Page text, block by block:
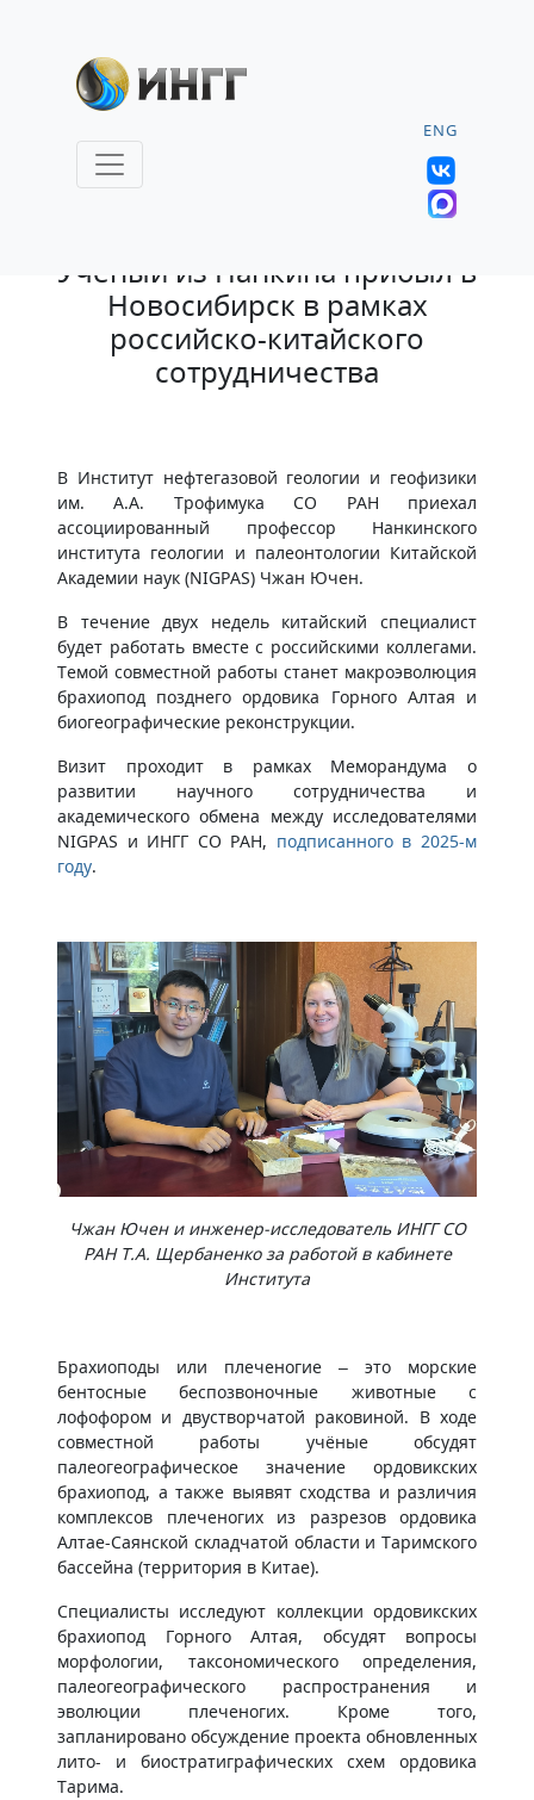
ENG
Учёный из Нанкина прибыл в
Новосибирск в рамках
российско-китайского
сотрудничества
В Институт нефтегазовой геологии и геофизики
им. А.А. Трофимука СО РАН приехал
ассоциированный профессор Нанкинского
института геологии и палеонтологии Китайской
Академии наук (NIGPAS) Чжан Ючен.
В течение двух недель китайский специалист
будет работать вместе с российскими коллегами.
Темой совместной работы станет макроэволюция
брахиопод позднего ордовика Горного Алтая и
биогеографические реконструкции.
Визит проходит в рамках Меморандума о
развитии научного сотрудничества и
академического обмена между исследователями
NIGPAS и ИНГГ СО РАН, подписанного в 2025-м
году.
Чжан Ючен и инженер-исследователь ИНГГ СО
РАН Т.А. Щербаненко за работой в кабинете
Института
Брахиоподы или плеченогие – это морские
бентосные беспозвоночные животные с
лофофором и двустворчатой раковиной. В ходе
совместной работы учёные обсудят
палеогеографическое значение ордовикских
брахиопод, а также выявят сходства и различия
комплексов плеченогих из разрезов ордовика
Алтае-Саянской складчатой области и Таримского
бассейна (территория в Китае).
Специалисты исследуют коллекции ордовикских
брахиопод Горного Алтая, обсудят вопросы
морфологии, таксономического определения,
палеогеографического распространения и
эволюции плеченогих. Кроме того,
запланировано обсуждение проекта обновленных
лито- и биостратиграфических схем ордовика
Тарима.